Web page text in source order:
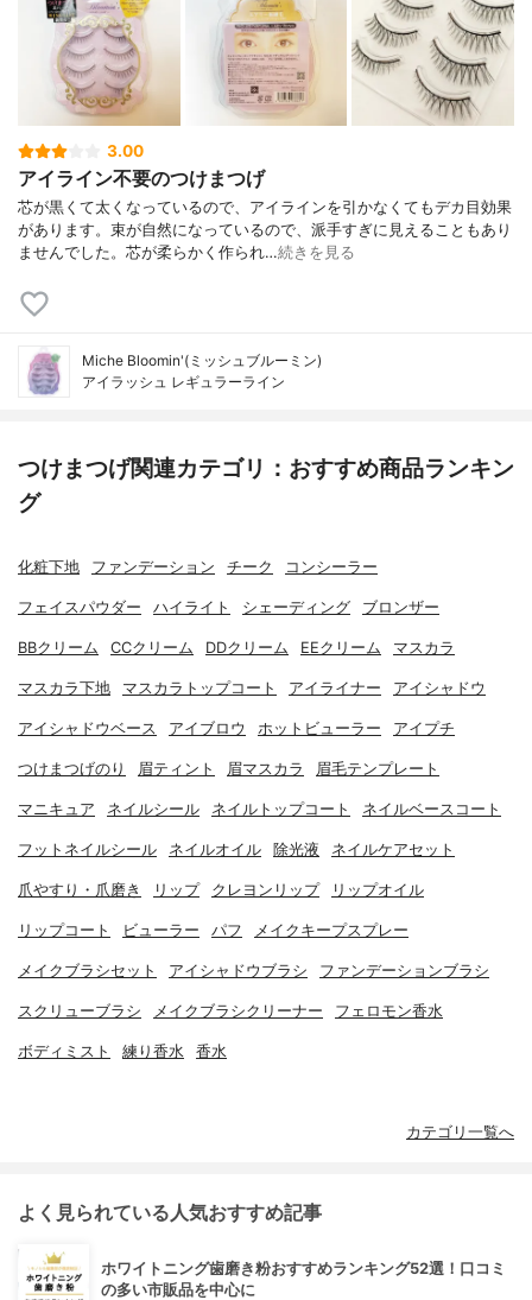
3.00
アイライン不要のつけまつげ
芯が黒くて太くなっているので、アイラインを引かなくてもデカ目効果
があります。束が自然になっているので、派手すぎに見えることもあり
ませんでした。芯が柔らかく作られ…続きを見る
Miche Bloomin'(ミッシュブルーミン)
アイラッシュ レギュラーライン
つけまつげ関連カテゴリ：おすすめ商品ランキン
グ
化粧下地 ファンデーション チーク コンシーラー
フェイスパウダー ハイライト シェーディング ブロンザー
BBクリーム CCクリーム DDクリーム EEクリーム マスカラ
マスカラ下地 マスカラトップコート アイライナー アイシャドウ
アイシャドウベース アイブロウ ホットビューラー アイプチ
つけまつげのり 眉ティント 眉マスカラ 眉毛テンプレート
マニキュア ネイルシール ネイルトップコート ネイルベースコート
フットネイルシール ネイルオイル 除光液 ネイルケアセット
爪やすり・爪磨き リップ クレヨンリップ リップオイル
リップコート ビューラー パフ メイクキープスプレー
メイクブラシセット アイシャドウブラシ ファンデーションブラシ
スクリューブラシ メイクブラシクリーナー フェロモン香水
ボディミスト 練り香水 香水
カテゴリ一覧へ
よく見られている人気おすすめ記事
ホワイトニング歯磨き粉おすすめランキング52選！口コミ
の多い市販品を中心に